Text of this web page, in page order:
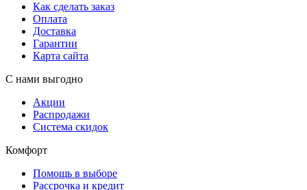
Как сделать заказ
Оплата
Доставка
Гарантии
Карта сайта
С нами выгодно
Акции
Распродажи
Система скидок
Комфорт
Помощь в выборе
Рассрочка и кредит